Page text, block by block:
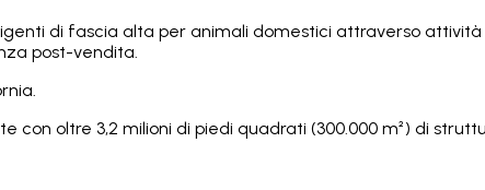
di fascia alta per animali domestici attraverso
post-vendita.
con oltre 3,2 milioni di piedi quadrati (300.000 m²) di